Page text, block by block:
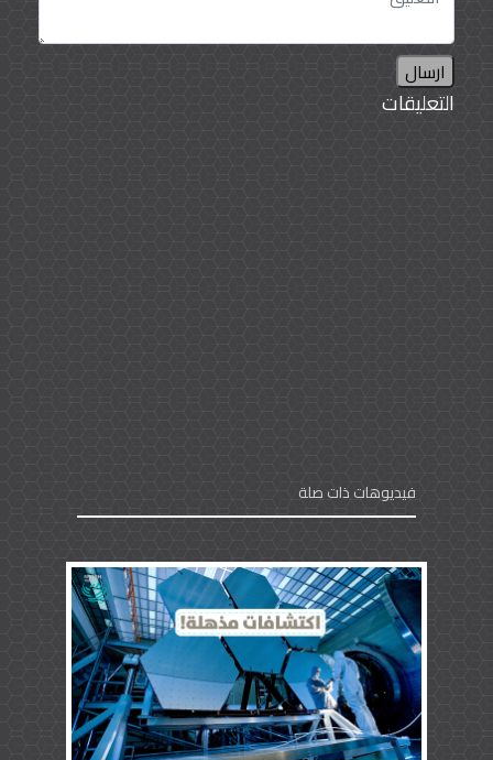
ارسال
التعليقات
فيديوهات ذات صلة